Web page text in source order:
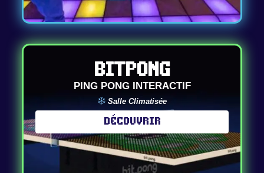
Bitpong
PING PONG INTERACTIF
Salle Climatisée
Découvrir